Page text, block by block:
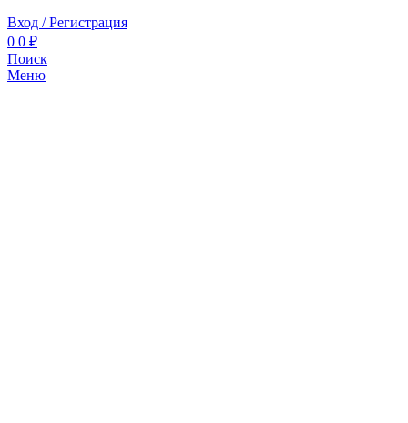
Вход / Регистрация
0 0 ₽
Поиск
Меню